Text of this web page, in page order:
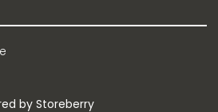
byStoreberry